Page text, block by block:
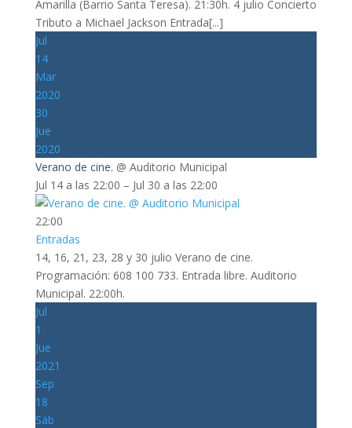
Amarilla (Barrio Santa Teresa). 21:30h. 4 julio Concierto
Tributo a Michael Jackson Entrada[...]
Jul
14
Mar
2020
30
Jue
2020
Verano de cine. @ Auditorio Municipal
Jul 14 a las 22:00 – Jul 30 a las 22:00
22:00
Entradas
14, 16, 21, 23, 28 y 30 julio Verano de cine.
Programación: 608 100 733. Entrada libre. Auditorio
Municipal. 22:00h.
Jul
1
Jue
2021
Sep
18
Sáb